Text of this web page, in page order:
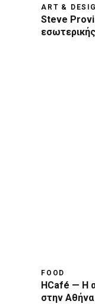
ART &
Steve
FOOD
HCafé — Η
στην Αθήνα